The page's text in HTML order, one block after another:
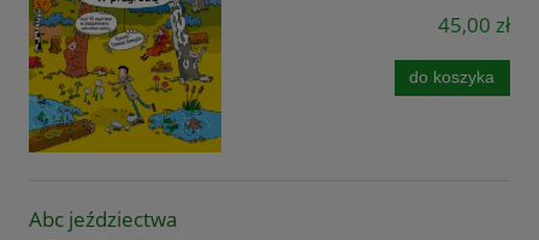
45,00 zł
do koszyka
Abc jeździectwa